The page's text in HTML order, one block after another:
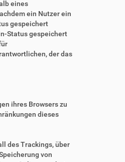
eines
ein Nutzer ein
gespeichert
Status gespeichert
der das
ihres Browsers zu
dieses
des Trackings, über
von